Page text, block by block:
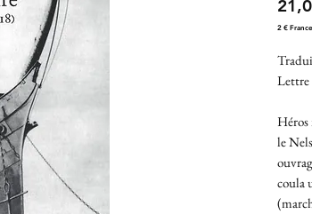
2 €
Lettre
Héros
le
coula